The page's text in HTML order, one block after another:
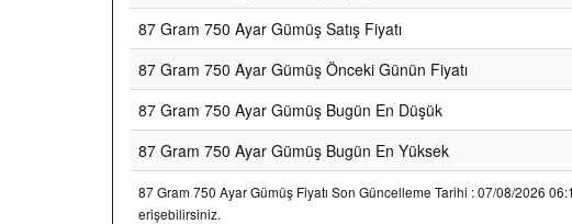
87 Gram 750 Ayar Gümüş Satış Fiyatı
87 Gram 750 Ayar Gümüş Önceki Günün Fiyatı
87 Gram 750 Ayar Gümüş Bugün En Düşük
87 Gram 750 Ayar Gümüş Bugün En Yüksek
87 Gram 750 Ayar Gümüş Fiyatı Son Güncelleme Tarihi : 07/08/2026
erişebilirsiniz.